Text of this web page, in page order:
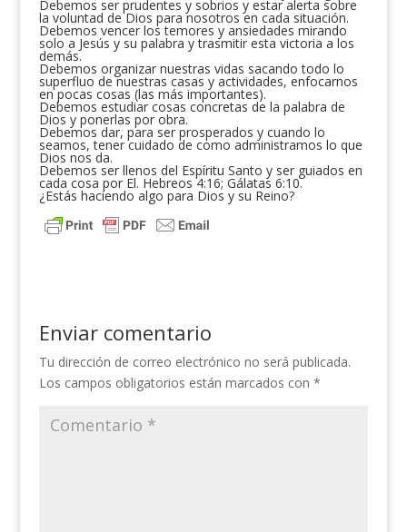
Debemos ser prudentes y sobrios y estar alerta sobre
la voluntad de Dios para nosotros en cada situación.
Debemos vencer los temores y ansiedades mirando
solo a Jesús y su palabra y trasmitir esta victoria a los
demás.
Debemos organizar nuestras vidas sacando todo lo
superfluo de nuestras casas y actividades, enfocarnos
en pocas cosas (las más importantes).
Debemos estudiar cosas concretas de la palabra de
Dios y ponerlas por obra.
Debemos dar, para ser prosperados y cuando lo
seamos, tener cuidado de como administramos lo que
Dios nos da.
Debemos ser llenos del Espíritu Santo y ser guiados en
cada cosa por El. Hebreos 4:16; Gálatas 6:10.
¿Estás haciendo algo para Dios y su Reino?
Enviar comentario
Tu dirección de correo electrónico no será publicada.
Los campos obligatorios están marcados con *